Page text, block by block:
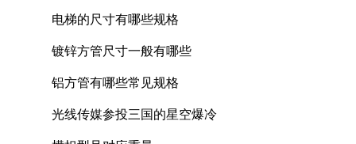
电梯的尺寸有哪些规格
镀锌方管尺寸一般有哪些
铝方管有哪些常见规格
光线传媒参投三国的星空爆冷